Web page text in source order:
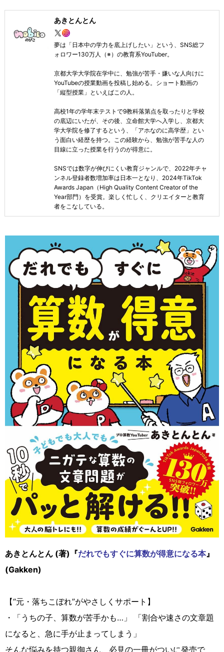
あきとんとん
夢は「日本中の学力を底上げしたい」という、SNS総フ
ォロワー130万人（※）の教育系YouTuber。
京都大学大学院在学中に、勉強が苦手・嫌いな人向けに
YouTubeの授業動画を投稿し始める。ショート動画の
「縦型授業」といえばこの人。
高校1年の学年末テストで9教科落第点を取ったりと学校
の底辺にいたが、その後、立命館大学へ入学し、京都大
学大学院を修了するという、「アホなのに高学歴」とい
う面白い経歴を持つ。この経験から、勉強が苦手な人の
目線に立った授業を行うのが得意に。
SNSでは数字が伸びにくい教育ジャンルで、2022年チャ
ンネル登録者数増加率は日本一となり、2024年TikTok
Awards Japan（High Quality Content Creator of the
Year部門）を受賞。楽しく忙しく、クリエイターと教育
者をこなしている。
あきとんとん (著)『だれでもすぐに算数が得意になる本』
(‎Gakken)
【“元・落ちこぼれ”がやさしくサポート】
・「うちの子、算数が苦手かも…」 「割合や速さの文章題
になると、急に手が止まってしまう」
そんな悩みを持つ親御さん、必見の一冊がついに発売で